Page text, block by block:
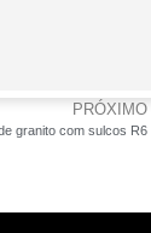
PRÓXIMO
granito com sulcos R6